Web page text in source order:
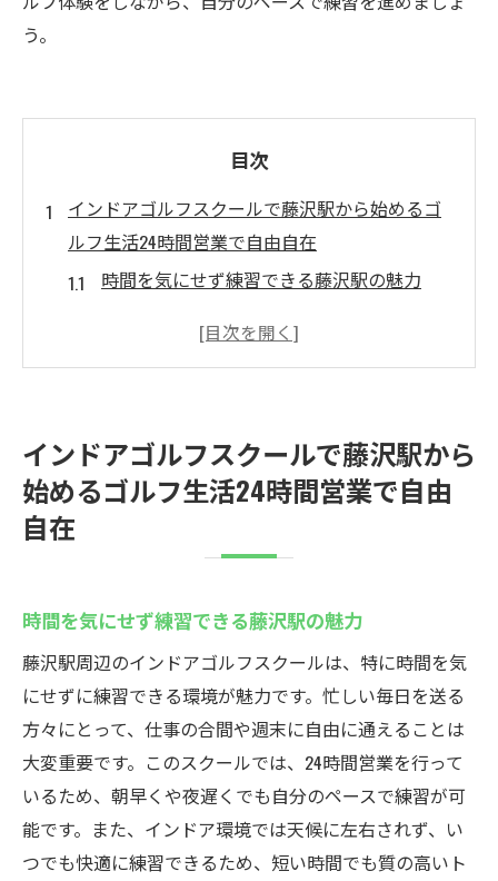
う。
目次
インドアゴルフスクールで藤沢駅から始めるゴ
ルフ生活24時間営業で自由自在
時間を気にせず練習できる藤沢駅の魅力
インドアゴルフの利点とは？
び方
忙しい人でも安心！時間を有効活用する方
初心者も大歓迎！藤沢駅のインドアゴルフスク
ールウテミルでゴルフデビュー
初心者向けレッスンの特徴と魅力
初めてのゴルフ、不安を解消する方法
インドアゴルフで効率よくスキルアップ
藤沢駅で始める初心者のためのゴルフライ
フ
インドアゴルフスクールで藤沢駅から
始めるゴルフ生活24時間営業で自由
自在
時間を気にせず練習できる藤沢駅の魅力
藤沢駅周辺のインドアゴルフスクールは、特に時間を気
にせずに練習できる環境が魅力です。忙しい毎日を送る
方々にとって、仕事の合間や週末に自由に通えることは
大変重要です。このスクールでは、24時間営業を行って
いるため、朝早くや夜遅くでも自分のペースで練習が可
能です。また、インドア環境では天候に左右されず、い
つでも快適に練習できるため、短い時間でも質の高いト